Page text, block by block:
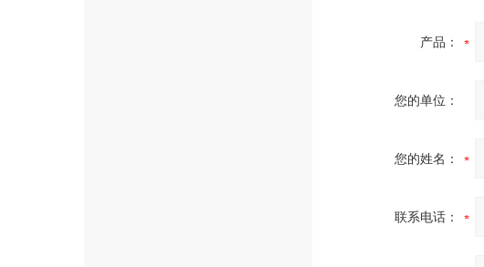
产品：
您的单位：
您的姓名：
联系电话：